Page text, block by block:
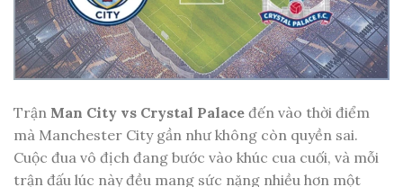
Trận Man City vs Crystal Palace đến vào thời điểm
mà Manchester City gần như không còn quyền sai.
Cuộc đua vô địch đang bước vào khúc cua cuối, và mỗi
trận đấu lúc này đều mang sức nặng nhiều hơn một